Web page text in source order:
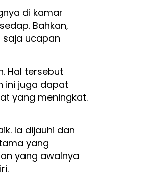
di kamar
Bahkan,
saja ucapan
Hal tersebut
ini juga dapat
yang meningkat.
Ia dijauhi dan
yang
yang awalnya